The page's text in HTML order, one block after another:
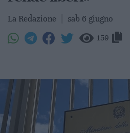
La Redazione sab 6 giugno
159